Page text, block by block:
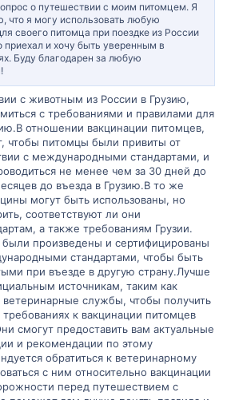
о путешествии с моим питомцем. Я
что я могу использовать любую
своего питомца при поездке из России
приехал и хочу быть уверенным в
Буду благодарен за любую
с животным из России в Грузию,
с требованиями и правилами для
отношении вакцинации питомцев,
чтобы питомцы были привиты от
с международными стандартами, и
не менее чем за 30 дней до
до въезда в Грузию.В то же
могут быть использованы, но
соответствуют ли они
а также требованиям Грузии.
произведены и сертифицированы
стандартами, чтобы быть
при въезде в другую страну.Лучше
источникам, таким как
ветеринарные службы, чтобы получить
к вакцинации питомцев
смогут предоставить вам актуальные
и рекомендации по этому
обратиться к ветеринарному
с ним относительно вакцинации
перед путешествием с